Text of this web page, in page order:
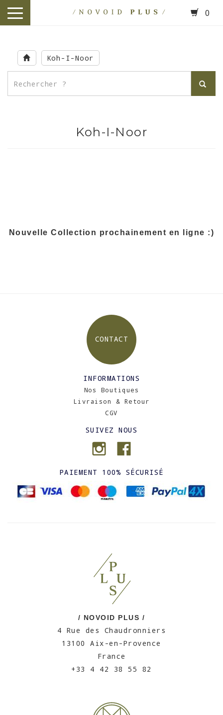
main
content
toggle
0
Koh-I-Noor
Koh-I-Noor
Nouvelle Collection prochainement en ligne :)
CONTACT
INFORMATIONS
Nos Boutiques
Livraison & Retour
CGV
SUIVEZ NOUS
PAIEMENT 100% SÉCURISÉ
/ NOVOID PLUS /
4 Rue des Chaudronniers
13100 Aix-en-Provence
France
+33 4 42 38 55 82